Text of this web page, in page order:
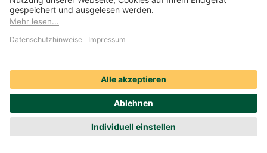
Cookie-Einstellungen
Nutzungshinweise
EU-Transparenzverordnung
Barrierefreiheit